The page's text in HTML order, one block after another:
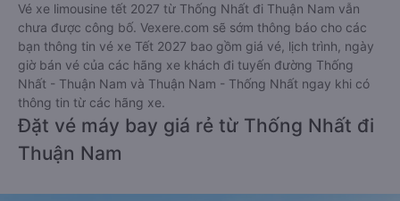
Vé xe limousine tết 2027 từ Thống Nhất đi Thuận Nam vẫn
chưa được công bố. Vexere.com sẽ sớm thông báo cho các
bạn thông tin vé xe Tết 2027 bao gồm giá vé, lịch trình, ngày
giờ bán vé của các hãng xe khách đi tuyến đường Thống
Nhất - Thuận Nam và Thuận Nam - Thống Nhất ngay khi có
thông tin từ các hãng xe.
Đặt vé máy bay giá rẻ từ Thống Nhất đi
Thuận Nam